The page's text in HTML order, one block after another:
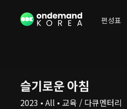
편성표
슬기로운 아침
2023 • All • 교육 / 다큐멘터리